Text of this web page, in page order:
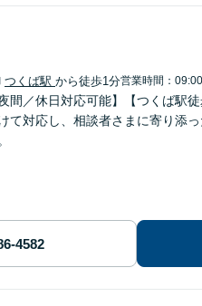
つくば駅 から徒歩1分営業時間：
間／休日対応可能】【つくば駅
て対応し、相談者さまに寄り添